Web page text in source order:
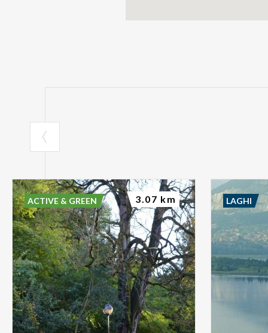
ACTIVE & GREEN 3.07 km LAGHI